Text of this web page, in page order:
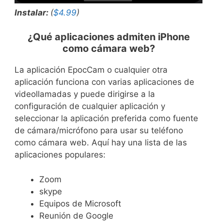
Instalar: ($4.99)
¿Qué aplicaciones admiten iPhone
como cámara web?
La aplicación EpocCam o cualquier otra
aplicación funciona con varias aplicaciones de
videollamadas y puede dirigirse a la
configuración de cualquier aplicación y
seleccionar la aplicación preferida como fuente
de cámara/micrófono para usar su teléfono
como cámara web. Aquí hay una lista de las
aplicaciones populares:
Zoom
skype
Equipos de Microsoft
Reunión de Google